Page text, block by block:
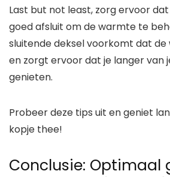
Last but not least, zorg ervoor
goed afsluit om de warmte te
sluitende deksel voorkomt dat
en zorgt ervoor dat je langer van
genieten.
Probeer deze tips uit en geniet
kopje thee!
Conclusie: Optimaal